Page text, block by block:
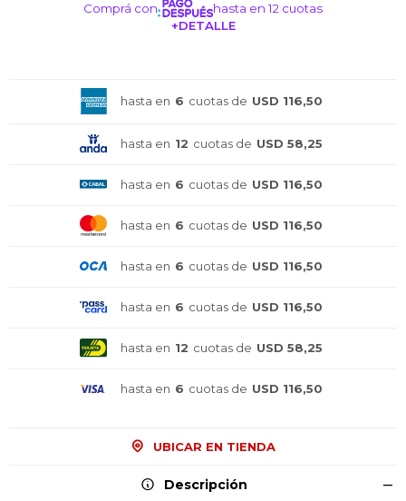
Comprá con
hasta en 12 cuotas
+DETALLE
hasta en 6 cuotas de USD 116,50
hasta en 12 cuotas de USD 58,25
hasta en 6 cuotas de USD 116,50
hasta en 6 cuotas de USD 116,50
hasta en 6 cuotas de USD 116,50
hasta en 6 cuotas de USD 116,50
hasta en 12 cuotas de USD 58,25
hasta en 6 cuotas de USD 116,50
UBICAR EN TIENDA
Descripción
¡Sumate a la forma más ágil de
¡Sumate a la forma más ágil de
¡Sumate a la forma más ágil de